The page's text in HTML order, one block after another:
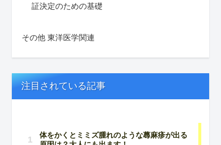
証決定のための基礎
その他 東洋医学関連
注目されている記事